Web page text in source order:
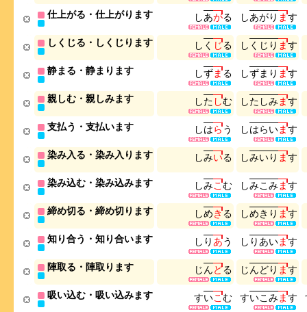
仕上がる・仕上がります しあがる しあがり ます
しくじる・しくじります し く じる し く じ り ます
静まる・静まります しずまる しずま り ます
親しむ・親しみます した しむ した しみます
支払う・支払います しはらう しはらいます
染み入る・染み入ります しみいる しみいり ます
染み込む・染み込みます しみこむ しみこ みます
締め切る・締め切ります しめきる しめき り ます
知り合う・知り合います し り あう し り あいます
陣取る・陣取ります じ んどる じ んどり ます
吸い込む・吸い込みます すいこむ すいこ みます